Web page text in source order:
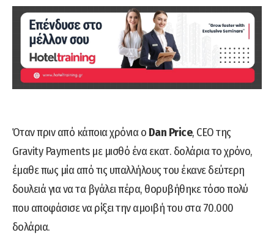
Όταν πριν από κάποια χρόνια ο Dan Price, CEO της
Gravity Payments με μισθό ένα εκατ. δολάρια το χρόνο,
έμαθε πως μία από τις υπαλλήλους του έκανε δεύτερη
δουλειά για να τα βγάλει πέρα, θορυβήθηκε τόσο πολύ
που αποφάσισε να ρίξει την αμοιβή του στα 70.000
δολάρια.